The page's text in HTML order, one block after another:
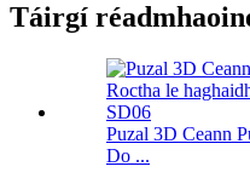
Táirgí
Puzal 3D Ceann
Do ...